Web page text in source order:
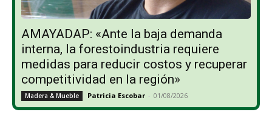
AMAYADAP: «Ante la baja demanda
interna, la forestoindustria requiere
medidas para reducir costos y recuperar
competitividad en la región»
Madera & Mueble Patricia Escobar - 01/08/2026